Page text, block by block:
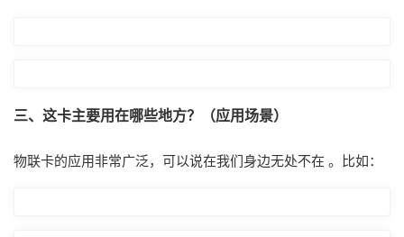
三、这卡主要用在哪些地方？（应用场景）
物联卡的应用非常广泛，可以说在我们身边无处不在 。比如：